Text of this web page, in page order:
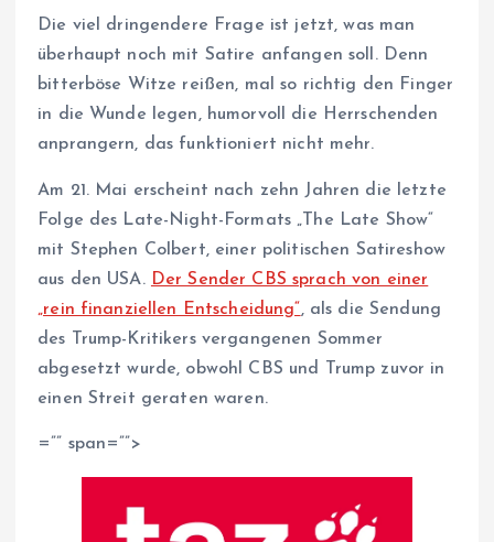
Die viel dringendere Frage ist jetzt, was man
überhaupt noch mit Satire anfangen soll. Denn
bitterböse Witze reißen, mal so richtig den Finger
in die Wunde legen, humorvoll die Herrschenden
anprangern, das funktioniert nicht mehr.
Am 21. Mai erscheint nach zehn Jahren die letzte
Folge des Late-Night-Formats „The Late Show“
mit Stephen Colbert, einer politischen Satireshow
aus den USA. Der Sender CBS sprach von einer
„rein finanziellen Entscheidung“, als die Sendung
des Trump-Kritikers vergangenen Sommer
abgesetzt wurde, obwohl CBS und Trump zuvor in
einen Streit geraten waren.
=”” span=””>